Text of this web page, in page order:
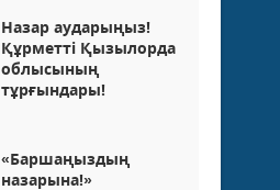
Назар аударыңыз!
Құрметті Қызылорда
облысының
тұрғындары!
«Баршаңыздың
назарына!»